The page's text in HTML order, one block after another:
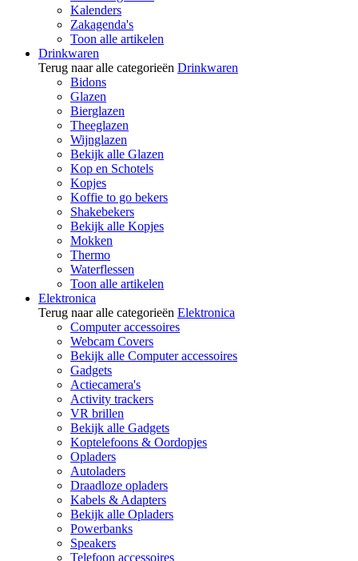
Kalenders
Zakagenda's
Toon alle artikelen
Drinkwaren
Terug naar alle categorieën Drinkwaren
Bidons
Glazen
Bierglazen
Theeglazen
Wijnglazen
Bekijk alle Glazen
Kop en Schotels
Kopjes
Koffie to go bekers
Shakebekers
Bekijk alle Kopjes
Mokken
Thermo
Waterflessen
Toon alle artikelen
Elektronica
Terug naar alle categorieën Elektronica
Computer accessoires
Webcam Covers
Bekijk alle Computer accessoires
Gadgets
Actiecamera's
Activity trackers
VR brillen
Bekijk alle Gadgets
Koptelefoons & Oordopjes
Opladers
Autoladers
Draadloze opladers
Kabels & Adapters
Bekijk alle Opladers
Powerbanks
Speakers
Telefoon accessoires